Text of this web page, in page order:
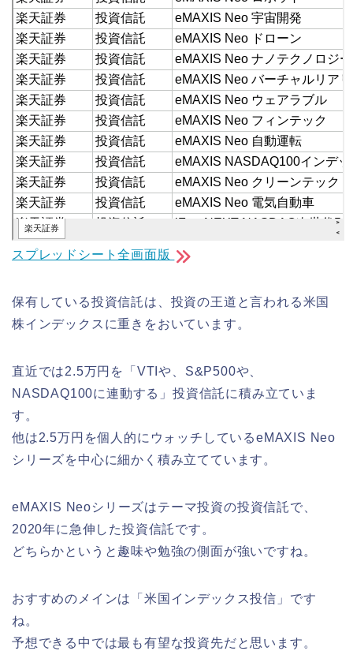
スプレッドシート全画面版
保有している投資信託は、投資の王道と言われる米国
株インデックスに重きをおいています。
直近では2.5万円を「VTIや、S&P500や、
NASDAQ100に連動する」投資信託に積み立ていま
す。
他は2.5万円を個人的にウォッチしているeMAXIS Neo
シリーズを中心に細かく積み立てています。
eMAXIS Neoシリーズはテーマ投資の投資信託で、
2020年に急伸した投資信託です。
どちらかというと趣味や勉強の側面が強いですね。
おすすめのメインは「米国インデックス投信」です
ね。
予想できる中では最も有望な投資先だと思います。